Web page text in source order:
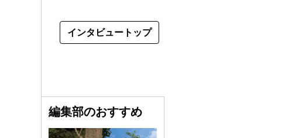
インタビュートップ
編集部のおすすめ